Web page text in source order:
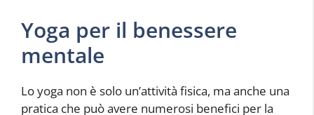
Yoga per il benessere
mentale
Lo yoga non è solo un’attività fisica, ma anche una
pratica che può avere numerosi benefici per la